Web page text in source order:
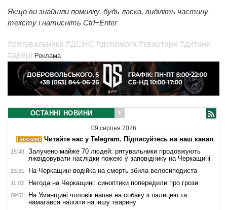
Якщо ви знайшли помилку, будь ласка, виділіть частину
тексту і натисніть Ctrl+Enter
#рятувальники #ДСНС #допомога #квартири #дитини
#двері Реклама
ОСТАННІ НОВИНИ
09 серпня 2026
Читайте нас у Telegram. Підписуйтесь на наш канал
15:48
Залучено майже 70 людей: рятувальники продовжують
ліквідовувати наслідки пожежі у заповіднику на Черкащині
13:31 На Черкащині водійка на смерть збила велосипедиста
11:03 Негода на Черкащині: синоптики попередили про грози
09:51
На Уманщині чоловік напав на собаку з палицею та
намагався наїхати на іншу тварину